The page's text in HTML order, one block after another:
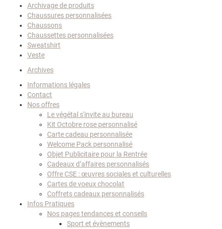
Archivage de produits
Chaussures personnalisées
Chaussons
Chaussettes personnalisées
Sweatshirt
Veste
Archives
Informations légales
Contact
Nos offres
Le végétal s'invite au bureau
Kit Octobre rose personnalisé
Carte cadeau personnalisée
Welcome Pack personnalisé
Objet Publicitaire pour la Rentrée
Cadeaux d’affaires personnalisés
Offre CSE : œuvres sociales et culturelles
Cartes de voeux chocolat
Coffrets cadeaux personnalisés
Infos Pratiques
Nos pages tendances et conseils
Sport et évènements